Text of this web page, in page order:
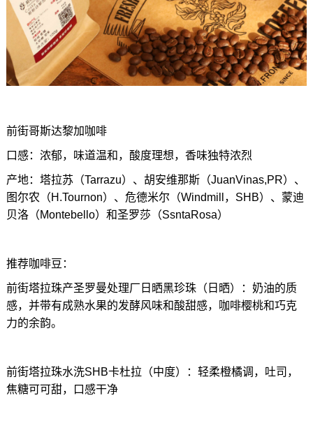
前街哥斯达黎加咖啡
口感：浓郁，味道温和，酸度理想，香味独特浓烈
产地：塔拉苏（Tarrazu）、胡安维那斯（JuanVinas,PR）、
图尔农（H.Tournon）、危德米尔（Windmill，SHB）、蒙迪
贝洛（Montebello）和圣罗莎（SsntaRosa）
推荐咖啡豆：
前街塔拉珠产圣罗曼处理厂日晒黑珍珠（日晒）：奶油的质
感，并带有成熟水果的发酵风味和酸甜感，咖啡樱桃和巧克
力的余韵。
前街塔拉珠水洗SHB卡杜拉（中度）：轻柔橙橘调，吐司，
焦糖可可甜，口感干净